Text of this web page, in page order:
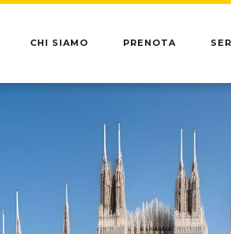
CHI SIAMO PRENOTA